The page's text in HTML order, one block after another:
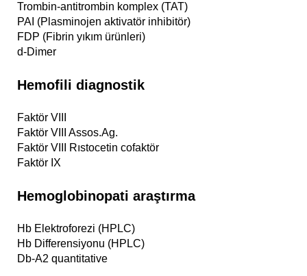
Trombin-antitrombin komplex (TAT)
PAI (Plasminojen aktivatör inhibitör)
FDP (Fibrin yıkım ürünleri)
d-Dimer
Hemofili diagnostik
Faktör VIII
Faktör VIII Assos.Ag.
Faktör VIII Rıstocetin cofaktör
Faktör IX
Hemoglobinopati araştırma
Hb Elektroforezi (HPLC)
Hb Differensiyonu (HPLC)
Db-A2 quantitative